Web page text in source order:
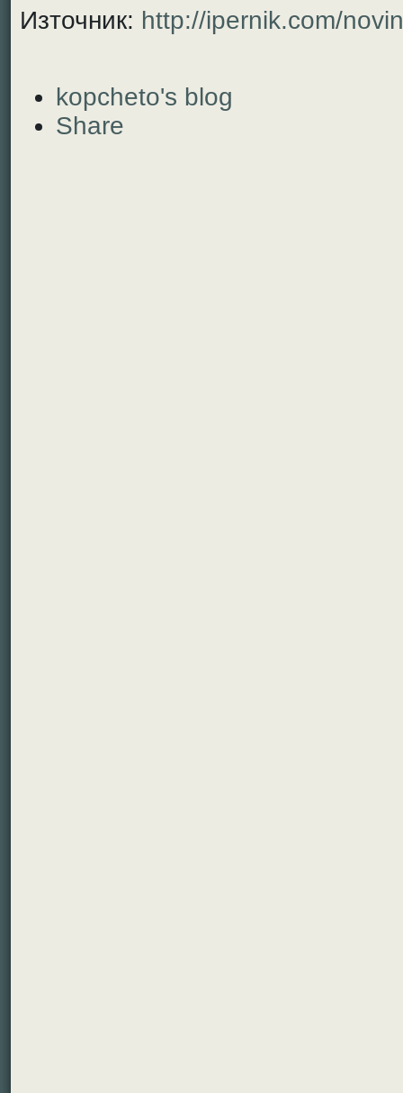
Източник: http://ipernik.com/
kopcheto's blog
Share